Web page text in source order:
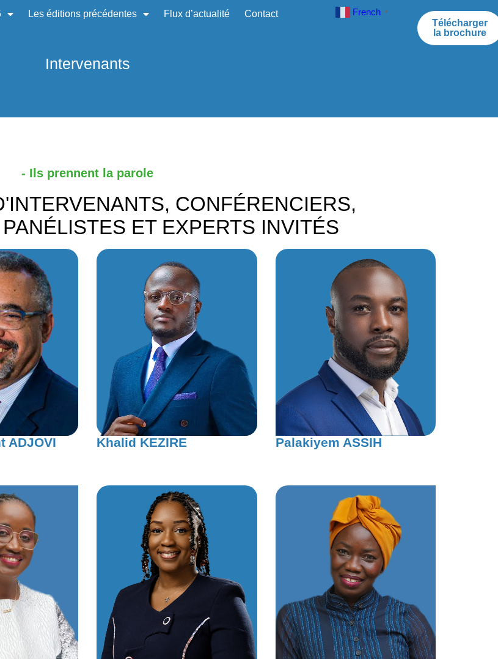
Les éditions précédentes Flux d’actualité Contact French ▼
Télécharger
la brochure
Intervenants
- Ils prennent la parole
CONFÉRENCIERS,
ET EXPERTS INVITÉS
ADJOVI Khalid KEZIRE Palakiyem ASSIH